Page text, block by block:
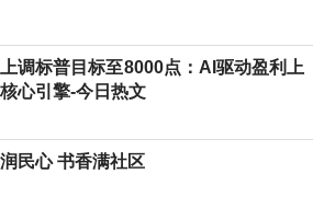
调标普目标至8000点：AI驱动盈利上
心引擎-今日热文
民心 书香满社区